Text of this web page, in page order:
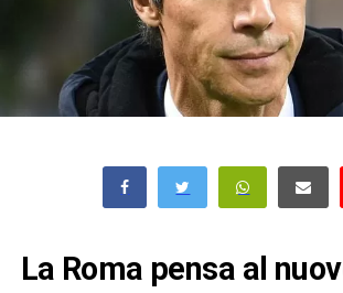
La Roma pensa al